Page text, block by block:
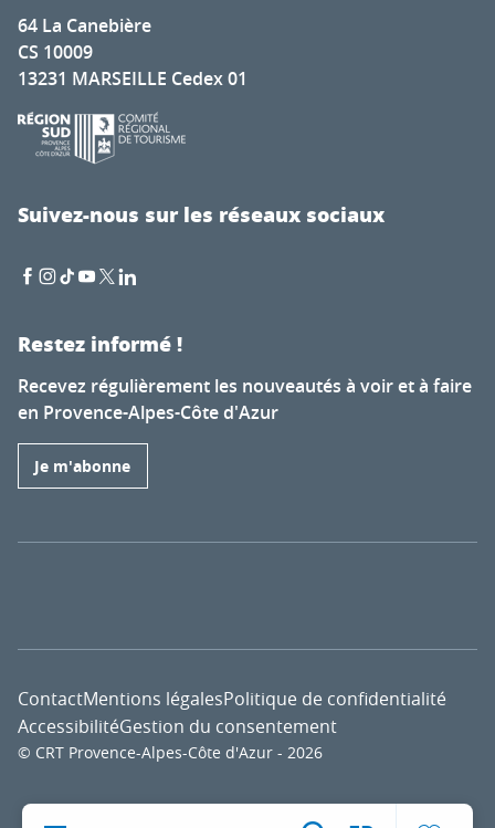
64 La Canebière
CS 10009
13231 MARSEILLE Cedex 01
Suivez-nous sur les réseaux sociaux
Restez informé !
Recevez régulièrement les nouveautés à voir et à faire
en Provence-Alpes-Côte d'Azur
Je m'abonne
© CRT Provence-Alpes-Côte d'Azur - 2026
ContactMentions légalesPolitique de confidentialité
AccessibilitéGestion du consentement